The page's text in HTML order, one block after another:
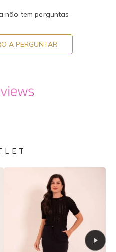
não tem perguntas
A PERGUNTAR